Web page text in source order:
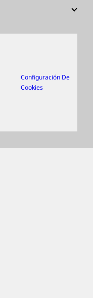
Configuración De
Cookies